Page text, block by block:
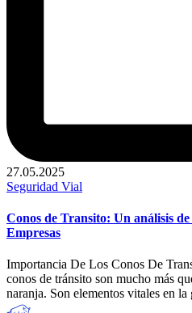
27.05.2025
Publicado
Seguridad Vial
Conos de Transito: Un análisis
Empresas
Importancia De Los Conos De
conos de tránsito son mucho más
naranja. Son elementos vitales en
Publicado